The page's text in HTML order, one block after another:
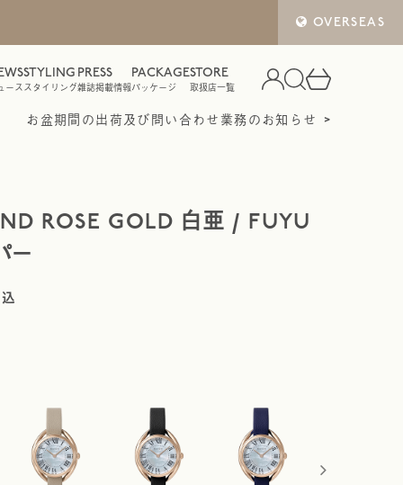
OVERSEAS
ース
STYLING
スタイリング
PRESS
雑誌掲載情報
PACKAGE
パッケージ
STORE
取扱店一覧
お盆期間の出荷及び問い合わせ業務のお知らせ
ROSE GOLD 白亜 / FUYU
ー